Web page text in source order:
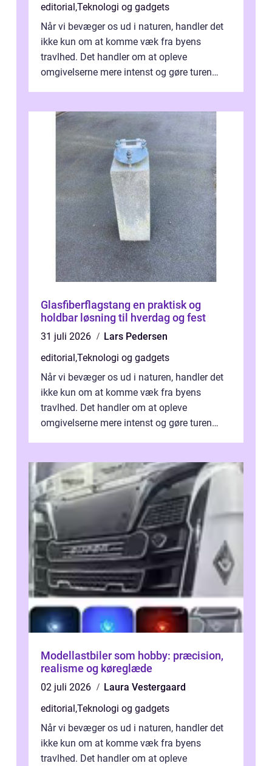
editorial,Teknologi og gadgets
Når vi bevæger os ud i naturen, handler det
ikke kun om at komme væk fra byens
travlhed. Det handler om at opleve
omgivelserne mere intenst og gøre turen
Glasfiberflagstang en praktisk og
holdbar løsning til hverdag og fest
31 juli 2026
Lars Pedersen
editorial,Teknologi og gadgets
Når vi bevæger os ud i naturen, handler det
ikke kun om at komme væk fra byens
travlhed. Det handler om at opleve
omgivelserne mere intenst og gøre turen
Modellastbiler som hobby: præcision,
realisme og køreglæde
02 juli 2026
Laura Vestergaard
editorial,Teknologi og gadgets
Når vi bevæger os ud i naturen, handler det
ikke kun om at komme væk fra byens
travlhed. Det handler om at opleve